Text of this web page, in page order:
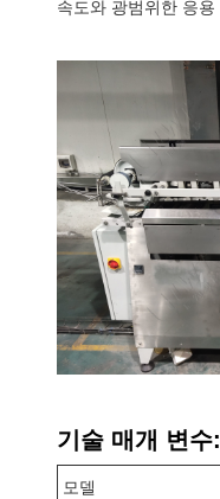
속도와 광범위한 응
기술 매개 변수:
모델